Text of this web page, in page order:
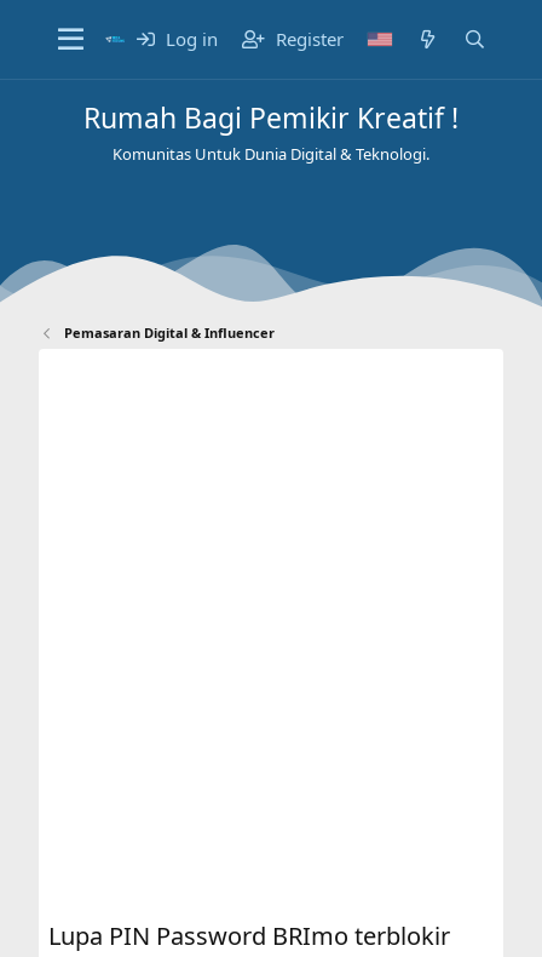
Log in Register
Rumah Bagi Pemikir Kreatif !
Komunitas Untuk Dunia Digital & Teknologi.
Pemasaran Digital & Influencer
Lupa PIN Password BRImo terblokir